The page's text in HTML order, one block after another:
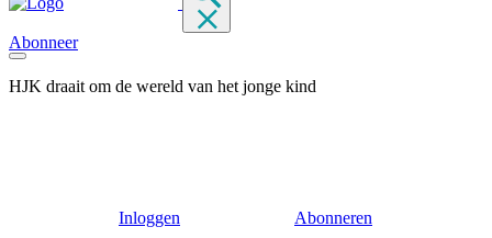
Abonneer
HJK draait om de wereld van het jonge kind
Inloggen Abonneren